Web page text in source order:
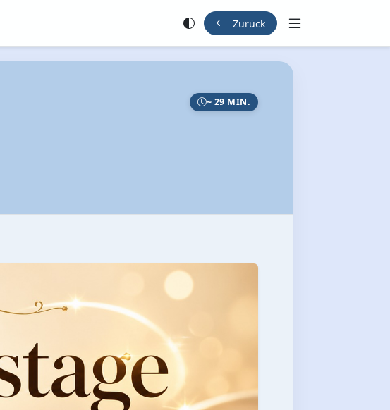
Zurück
~ 29 MIN.